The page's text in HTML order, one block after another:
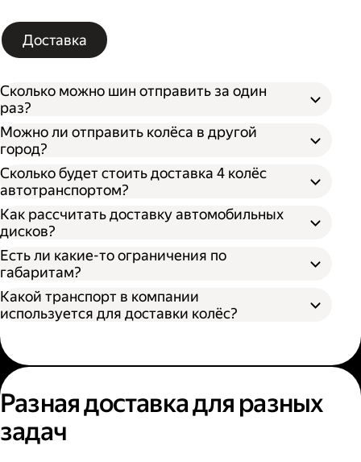
Доставка
Сколько можно шин отправить за один
раз?
Можно ли отправить колёса в другой
город?
Открыть приложение Яндекс Go или
сайт
Выбрать подходящий тариф;
Ввести данные в поля «Откуда» и «Куда»;
Ввести контакты получателя и
отправителя;
Подтвердить заказ.
Сколько будет стоить доставка 4 колёс
автотранспортом?
Как рассчитать доставку автомобильных
дисков?
В приложении Яндекс Go;
На сайте Яндекс Доставки.
Выберите тариф;
Введите необходимую информацию;
Укажите, нужны ли дополнительные
Есть ли какие-то ограничения по
габаритам?
Диаметр не более 200 см, если выбрана
Высота не более 100 см.
Какой транспорт в компании
используется для доставки колёс?
Разная доставка для разных
задач